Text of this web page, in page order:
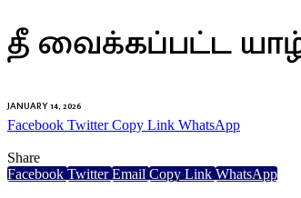
தீ வைக்கப்பட்ட
JANUARY 14, 2026
Facebook Twitter Copy Link WhatsApp
Share
Facebook Twitter Email Copy Link WhatsApp